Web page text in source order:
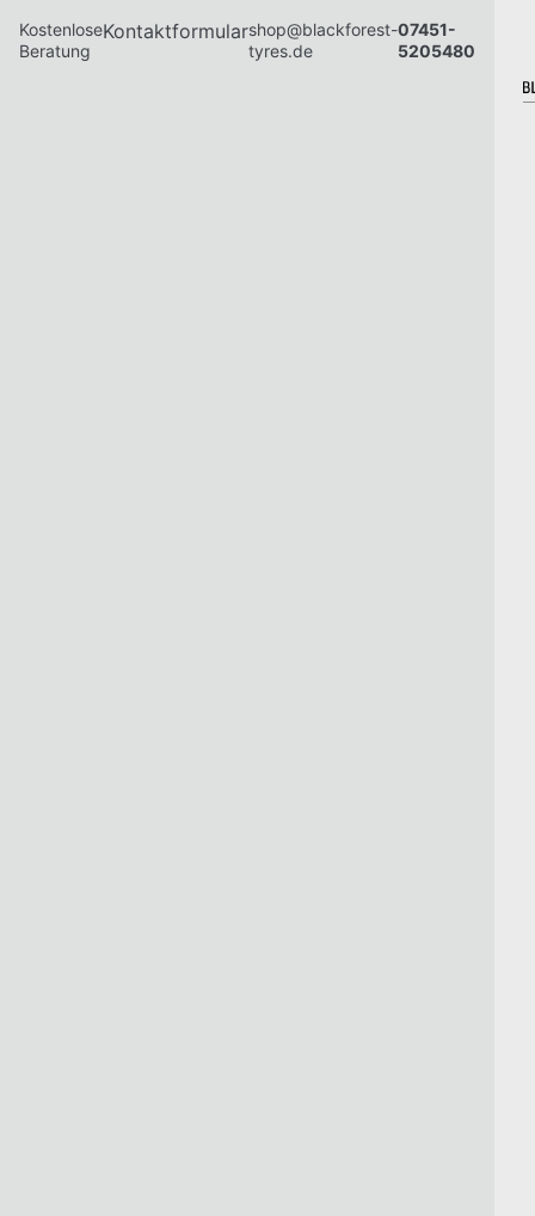
Kostenlose
Beratung
Kontaktformularshop@blackforest-
tyres.de
07451-
5205480